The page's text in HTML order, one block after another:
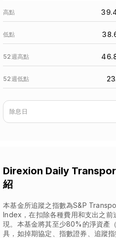
高點
低點
52週高點
52週低點
除息日
Direxion Daily
紹
本基金所追蹤之指數為S&P
Index，在扣除各種費用和支出之
現。本基金將其至少80%的淨資產
具，如掉期協定、指數證券、追蹤